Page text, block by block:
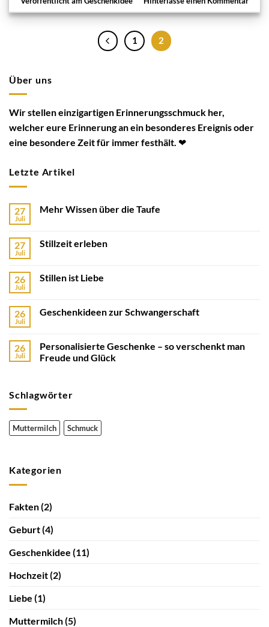
1 2
Über uns
Wir stellen einzigartigen Erinnerungsschmuck her,
welcher eure Erinnerung an ein besonderes Ereignis oder
eine besondere Zeit für immer festhält. ❤
Letzte Artikel
27
Juli
Mehr Wissen über die Taufe
27
Juli
Stillzeit erleben
26
Juli
Stillen ist Liebe
26
Juli
Geschenkideen zur Schwangerschaft
26
Juli
Personalisierte Geschenke – so verschenkt man
Freude und Glück
Schlagwörter
Muttermilch Schmuck
Kategorien
Fakten(2)
Geburt(4)
Geschenkidee (11)
Hochzeit(2)
Liebe (1)
Muttermilch(5)